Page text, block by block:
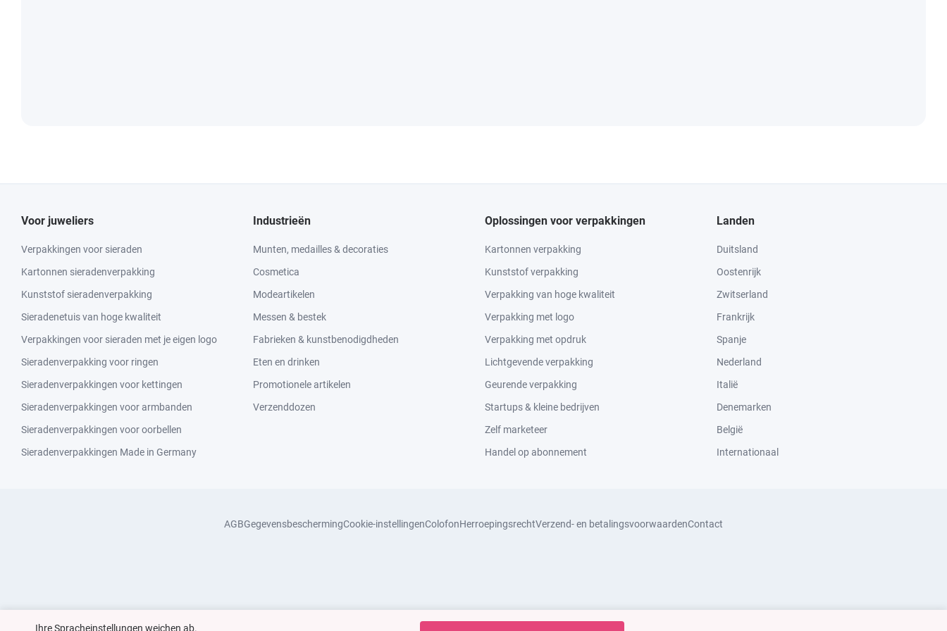
Voor juweliers
Verpakkingen voor sieraden
Kartonnen sieradenverpakking
Kunststof sieradenverpakking
Sieradenetuis van hoge kwaliteit
Verpakkingen voor sieraden met je eigen logo
Sieradenverpakking voor ringen
Sieradenverpakkingen voor kettingen
Sieradenverpakkingen voor armbanden
Sieradenverpakkingen voor oorbellen
Sieradenverpakkingen Made in Germany
Industrieën
Munten, medailles & decoraties
Cosmetica
Modeartikelen
Messen & bestek
Fabrieken & kunstbenodigdheden
Eten en drinken
Promotionele artikelen
Verzenddozen
Oplossingen voor verpakkingen
Kartonnen verpakking
Kunststof verpakking
Verpakking van hoge kwaliteit
Verpakking met logo
Verpakking met opdruk
Lichtgevende verpakking
Geurende verpakking
Startups & kleine bedrijven
Zelf marketeer
Handel op abonnement
Landen
Duitsland
Oostenrijk
Zwitserland
Frankrijk
Spanje
Nederland
Italië
Denemarken
België
Internationaal
AGBGegevensbeschermingCookie-instellingenColofonHerroepingsrechtVerzend- en betalingsvoorwaardenContact
Ihre Spracheinstellungen weichen ab.